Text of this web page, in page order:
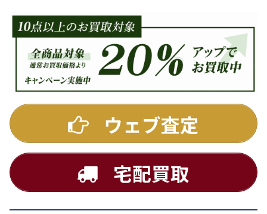
DA7000ES アンプ
買取価格：お問合せください
DENON
ウェブ査定
宅配買取